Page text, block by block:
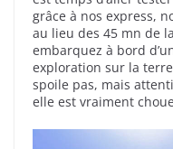
grâce à nos express,
au lieu des 45 mn de
embarquez à bord
exploration sur la
spoile pas, mais
elle est vraiment